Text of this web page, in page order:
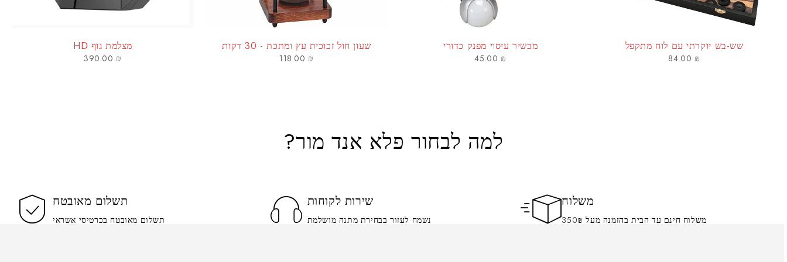
שש-בש יוקרתי עם לוח מתקפל
84.00₪
מכשיר עיסוי מפנק כדורי
45.00₪
שעון חול זכוכית עץ ומתכת - 30 דקות
118.00₪
מצלמת גוף HD
390.00₪
למה לבחור פלא אנד מור?
משלוח
משלוח חינם עד הבית בהזמנה מעל 350₪
שירות לקוחות
נשמח לעזור בבחירת מתנה מושלמת
תשלום מאובטח
תשלום מאובטח בכרטיסי אשראי